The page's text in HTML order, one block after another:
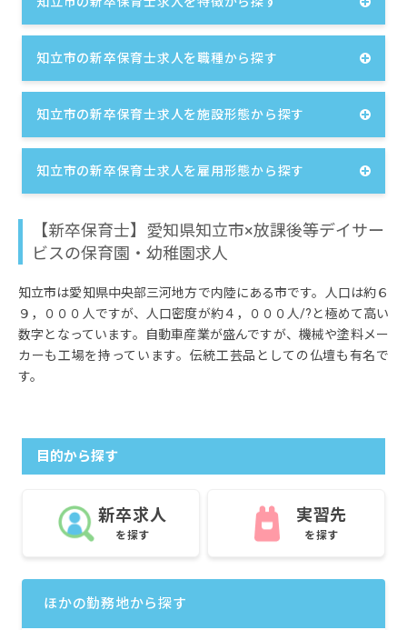
知立市の新卒保育士求人を職種から探す
知立市の新卒保育士求人を施設形態から探す
知立市の新卒保育士求人を雇用形態から探す
【新卒保育士】愛知県知立市×放課後等デイサー
ビスの保育園・幼稚園求人
知立市は愛知県中央部三河地方で内陸にある市です。人口は約６
９，０００人ですが、人口密度が約４，０００人/?と極めて高い
数字となっています。自動車産業が盛んですが、機械や塗料メー
カーも工場を持っています。伝統工芸品としての仏壇も有名で
す。
目的から探す
新卒求人
を探す
実習先
を探す
ほかの勤務地から探す